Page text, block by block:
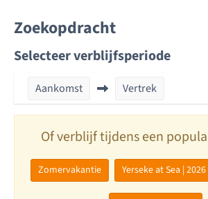
Zoekopdracht
Selecteer verblijfsperiode
Aankomst Vertrek
Of verblijf tijdens een
Zomervakantie Yerseke at Sea | 2026